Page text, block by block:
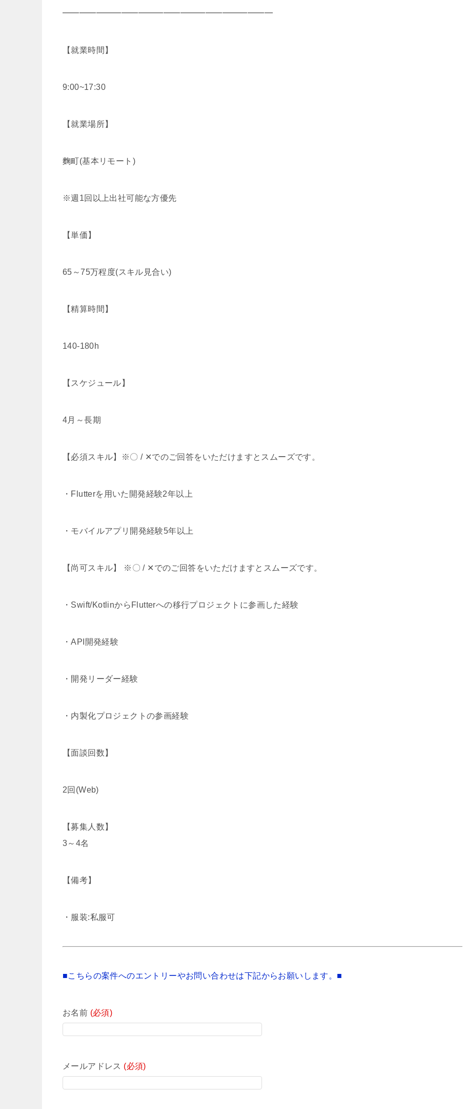
━━━━━━━━━━━━━━━━━━━━━━━━━
【就業時間】
9:00~17:30
【就業場所】
麴町(基本リモート)
※週1回以上出社可能な方優先
【単価】
65～75万程度(スキル見合い)
【精算時間】
140‐180h
【スケジュール】
4月～長期
【必須スキル】※〇 / ✕でのご回答をいただけますとスムーズです。
・Flutterを用いた開発経験2年以上
・モバイルアプリ開発経験5年以上
【尚可スキル】 ※〇 / ✕でのご回答をいただけますとスムーズです。
・Swift/KotlinからFlutterへの移行プロジェクトに参画した経験
・API開発経験
・開発リーダー経験
・内製化プロジェクトの参画経験
【面談回数】
2回(Web)
【募集人数】
3～4名
【備考】
・服装:私服可
■こちらの案件へのエントリーやお問い合わせは下記からお願いします。■
お名前 (必須)
メールアドレス (必須)